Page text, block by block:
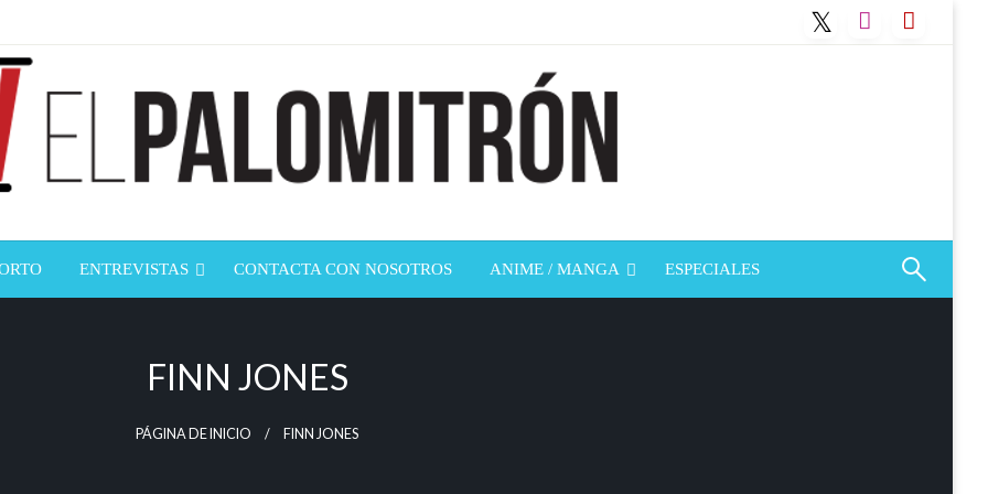
ENTREVISTAS CONTACTA CON NOSOTROS ANIME / MANGA ESPECIALES
FINN JONES
PÁGINA DE INICIO FINN JONES